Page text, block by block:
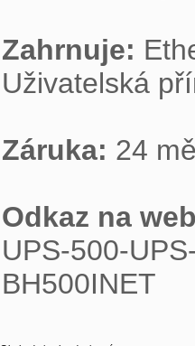
Zahrnuje:
Uživatelská
Záruka: 24
Odkaz na
UPS-500-
BH500INET